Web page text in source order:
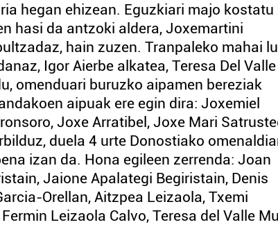
hegan ehizean. Eguzkiari majo kostatu
hasi da antzoki aldera, Joxemartini
hain zuzen. Tranpaleko mahai
Igor Aierbe alkatea, Teresa Del
omenduari buruzko aipamen bereziak
aipuak ere egin dira: Joxemiel
Joxe Arratibel, Joxe Mari
duela 4 urte Donostiako
izan da. Hona egileen zerrenda: Joan
Jaione Apalategi Begiristain, Denis
Orellan, Aitzpea Leizaola, Txemi
Leizaola Calvo, Teresa del Valle